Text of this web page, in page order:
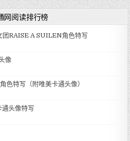
网阅读排行榜
RAISE A SUILEN角色特写
像
色特写（附唯美卡通头像）
头像特写